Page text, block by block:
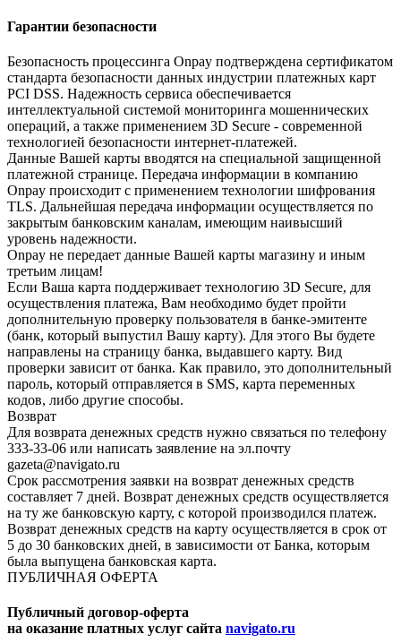
Гарантии безопасности
Безопасность процессинга Onpay подтверждена сертификатом
стандарта безопасности данных индустрии платежных карт
PCI DSS. Надежность сервиса обеспечивается
интеллектуальной системой мониторинга мошеннических
операций, а также применением 3D Secure - современной
технологией безопасности интернет-платежей.
Данные Вашей карты вводятся на специальной защищенной
платежной странице. Передача информации в компанию
Onpay происходит с применением технологии шифрования
TLS. Дальнейшая передача информации осуществляется по
закрытым банковским каналам, имеющим наивысший
уровень надежности.
Onpay не передает данные Вашей карты магазину и иным
третьим лицам!
Если Ваша карта поддерживает технологию 3D Secure, для
осуществления платежа, Вам необходимо будет пройти
дополнительную проверку пользователя в банке-эмитенте
(банк, который выпустил Вашу карту). Для этого Вы будете
направлены на страницу банка, выдавшего карту. Вид
проверки зависит от банка. Как правило, это дополнительный
пароль, который отправляется в SMS, карта переменных
кодов, либо другие способы.
Возврат
Для возврата денежных средств нужно связаться по телефону
333-33-06 или написать заявление на эл.почту
gazeta@navigato.ru
Срок рассмотрения заявки на возврат денежных средств
составляет 7 дней. Возврат денежных средств осуществляется
на ту же банковскую карту, с которой производился платеж.
Возврат денежных средств на карту осуществляется в срок от
5 до 30 банковских дней, в зависимости от Банка, которым
была выпущена банковская карта.
ПУБЛИЧНАЯ ОФЕРТА
Публичный договор-оферта
на оказание платных услуг сайта navigato.ru